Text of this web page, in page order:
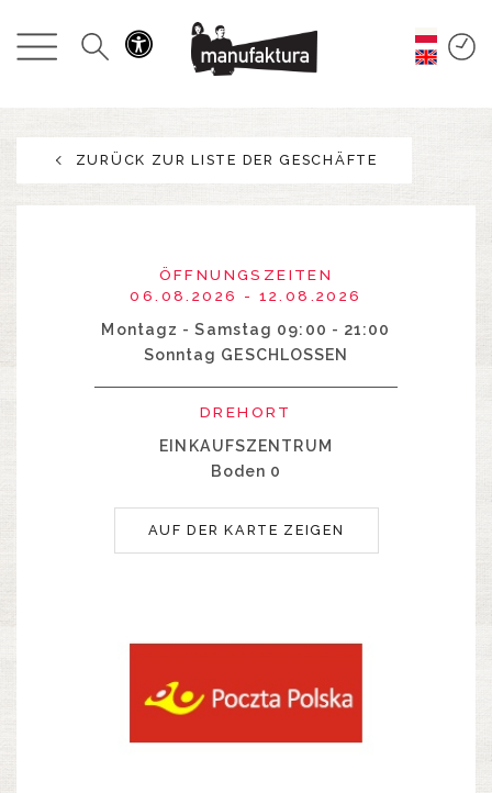
GESCHEHEN
ANGEBOTE
RESTAURANTS
ZURÜCK ZUR LISTE DER GESCHÄFTE
ÖFFNUNGSZEITEN
06.08.2026 - 12.08.2026
Montagz - Samstag 09:00 - 21:00
Sonntag GESCHLOSSEN
DREHORT
EINKAUFSZENTRUM
Boden 0
AUF DER KARTE ZEIGEN